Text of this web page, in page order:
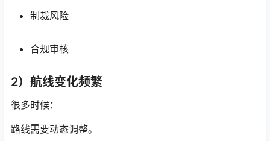
制裁风险
合规审核
2）航线变化频繁
很多时候：
路线需要动态调整。